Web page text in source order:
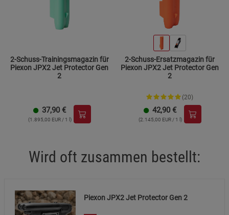
2-Schuss-Trainingsmagazin für
Piexon JPX2 Jet Protector Gen
2
37,90 €
(1.895,00 EUR / 1 l)
2-Schuss-Ersatzmagazin für
Piexon JPX2 Jet Protector Gen
2
(20)
42,90 €
(2.145,00 EUR / 1 l)
Wird oft zusammen bestellt:
Piexon JPX2 Jet Protector Gen 2